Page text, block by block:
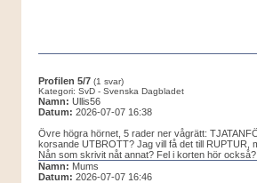
Profilen 5/7 (1 svar)
Kategori: SvD - Svenska Dagbladet
Namn: Ullis56
Datum: 2026-07-07 16:38
Övre högra hörnet, 5 rader ner vågrätt:
korsande UTBROTT? Jag vill få det till RUPTUR,
Nån som skrivit nåt annat? Fel i korten hör också?
Namn: Mums
Datum: 2026-07-07 16:46